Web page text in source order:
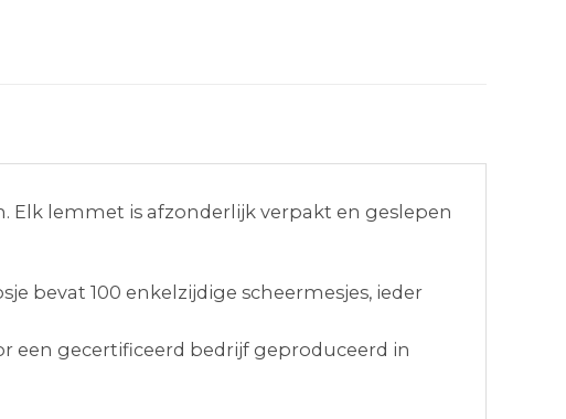
Elk lemmet is afzonderlijk verpakt en geslepen
bevat 100 enkelzijdige scheermesjes, ieder
een gecertificeerd bedrijf geproduceerd in